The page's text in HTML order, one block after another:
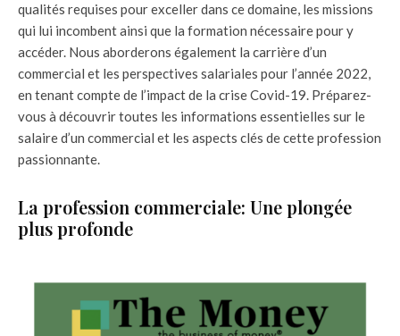
qualités requises pour exceller dans ce domaine, les missions
qui lui incombent ainsi que la formation nécessaire pour y
accéder. Nous aborderons également la carrière d’un
commercial et les perspectives salariales pour l’année 2022,
en tenant compte de l’impact de la crise Covid-19. Préparez-
vous à découvrir toutes les informations essentielles sur le
salaire d’un commercial et les aspects clés de cette profession
passionnante.
La profession commerciale: Une plongée
plus profonde